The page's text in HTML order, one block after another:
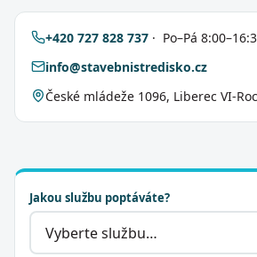
+420 727 828 737 · Po–Pá
info@stavebnistredisko.cz
České mládeže 1096, Liberec VI-
Jakou službu poptáváte?